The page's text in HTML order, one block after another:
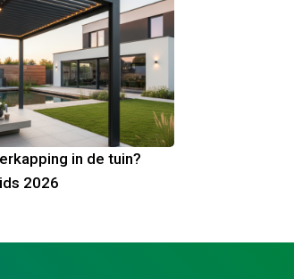
in de tuin?
2026